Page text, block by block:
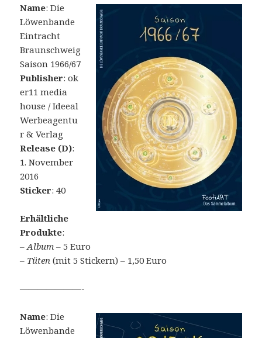
Name: Die
Löwenbande
Eintracht
Braunschweig
Saison 1966/67
Publisher: ok
er11 media
house / Ideeal
Werbeagentu
r & Verlag
Release (D):
1. November
2016
Sticker: 40
Erhältliche
Produkte:
–Album – 5 Euro
– Tüten (mit 5 Stickern) – 1,50 Euro
———————-
Name: Die
Löwenbande